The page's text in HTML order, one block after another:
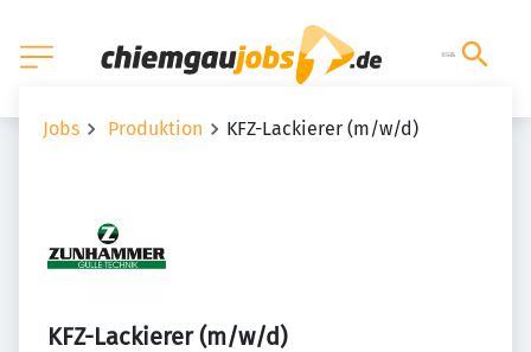
Jobs Produktion KFZ-Lackierer (m/w/d)
KFZ-Lackierer (m/w/d)